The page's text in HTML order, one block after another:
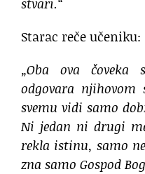
Starac reče učeniku:
„Oba ova
odgovara njihovom
svemu vidi samo
Ni jedan ni drugi
rekla istinu, samo
zna samo Gospod